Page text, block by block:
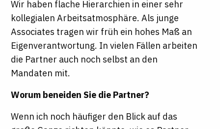
Wir haben flache Hierarchien in einer sehr
kollegialen Arbeitsatmosphäre. Als junge
Associates tragen wir früh ein hohes Maß an
Eigenverantwortung. In vielen Fällen arbeiten
die Partner auch noch selbst an den
Mandaten mit.
Worum beneiden Sie die Partner?
Wenn ich noch häufiger den Blick auf das